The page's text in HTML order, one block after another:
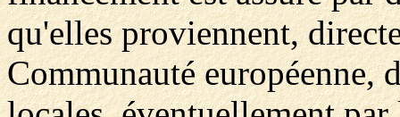
qu'elles proviennent,
Communauté européenne,